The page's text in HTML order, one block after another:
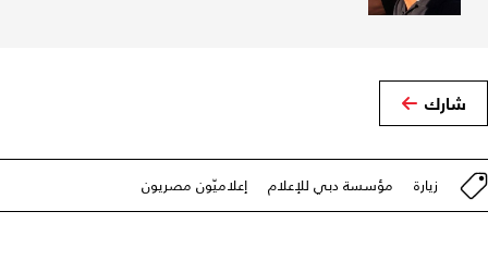
شارك
زيارة مؤسسة دبي للإعلام إعلاميّون مصريون